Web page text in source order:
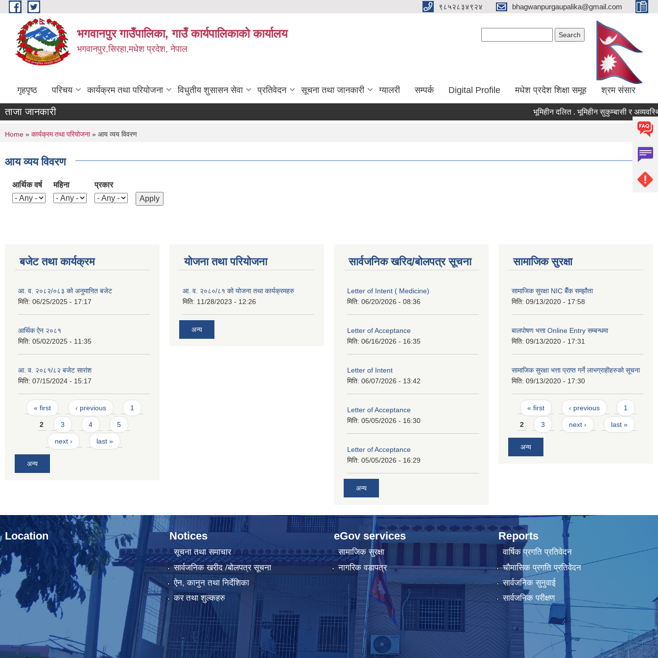
Skip to main content ९८५२८३४९२४ bhagwanpurgaupalika@gmail.com
भगवानपुर गाउँपालिका, गाउँ कार्यपालिकाको कार्यालय
भगवानपुर,सिरहा,मधेश प्रदेश, नेपाल
गृहपृष्ठ परिचय कार्यक्रम तथा परियोजना विधुतीय शुसासन सेवा प्रतिवेदन सूचना तथा जानकारी ग्यालरी सम्पर्क Digital Profile मधेश प्रदेश शिक्षा समूह श्रम संसार
ताजा जानकारी भूमिहीन दलित . भूमिहीन सुकुम्बासी र अव्यवस्थित
You are here
Home » कार्यक्रम तथा परियोजना» आय व्यय विवरण
आय व्यय विवरण
आर्थिक वर्ष महिना प्रकार
बजेट तथा कार्यक्रम
आ. व. २०८२/०८३ को अनुमानित बजेट
मिति: 06/25/2025 - 17:17
आर्थिक ऐन २०८१
मिति: 05/02/2025 - 11:35
आ. व. २०८१/८२ बजेट सारांश
मिति: 07/15/2024 - 15:17
Pages
« first ‹ previous 1
2 3 4 5
next › last »
अन्य
योजना तथा परियोजना
आ. व. २०८०/८१ को योजना तथा कार्यक्रमहरु
मिति: 11/28/2023 - 12:26
अन्य
सार्वजनिक खरिद/बोलपत्र सूचना
Letter of Intent ( Medicine)
मिति: 06/20/2026 - 08:36
Letter of Acceptance
मिति: 06/16/2026 - 16:35
Letter of Intent
मिति: 06/07/2026 - 13:42
Letter of Acceptance
मिति: 05/05/2026 - 16:30
Letter of Acceptance
मिति: 05/05/2026 - 16:29
अन्य
सामाजिक सुरक्षा
सामाजिक सुरक्षा NIC बैँक सम्झौता
मिति: 09/13/2020 - 17:58
बालपोषण भत्ता Online Entry सम्बन्धमा
मिति: 09/13/2020 - 17:31
सामाजिक सुरक्षा भत्ता प्राप्त गर्ने लाभग्राहीहरुको सूचना
मिति: 09/13/2020 - 17:30
Pages
« first ‹ previous 1
2 3 next › last »
अन्य
Location Notices
सूचना तथा समाचार
सार्वजनिक खरीद /बोलपत्र सूचना
ऐन, कानुन तथा निर्देशिका
कर तथा शुल्कहरु
eGov services
सामाजिक सुरक्षा
नागरिक वडापत्र
Reports
वार्षिक प्रगति प्रतिवेदन
चौमासिक प्रगति प्रतिवेदन
सार्वजनिक सुनुवाई
सार्वजनिक परीक्षण